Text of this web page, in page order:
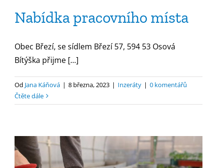
Nabídka pracovního místa
Obec Březí, se sídlem Březí 57, 594 53 Osová
Bítýška přijme [...]
Od Jana Káňová | 8 března, 2023 | Inzeráty | 0 komentářů
Čtěte dále